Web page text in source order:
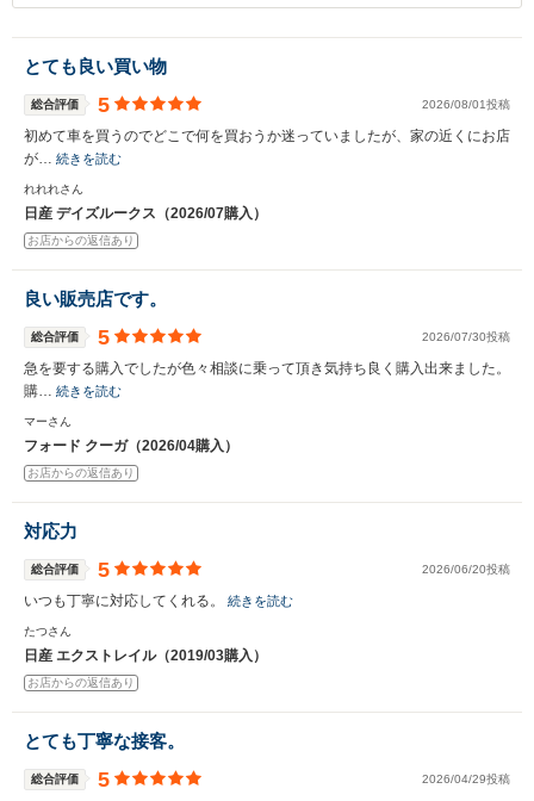
とても良い買い物
総合評価 5 2026/08/01投稿
初めて車を買うのでどこで何を買おうか迷っていましたが、家の近くにお店
が… 続きを読む
れれれさん
日産 デイズルークス（2026/07購入）
お店からの返信あり
良い販売店です。
総合評価 5 2026/07/30投稿
急を要する購入でしたが色々相談に乗って頂き気持ち良く購入出来ました。
購… 続きを読む
マーさん
フォード クーガ（2026/04購入）
お店からの返信あり
対応力
総合評価 5 2026/06/20投稿
いつも丁寧に対応してくれる。 続きを読む
たつさん
日産 エクストレイル（2019/03購入）
お店からの返信あり
とても丁寧な接客。
総合評価 5 2026/04/29投稿